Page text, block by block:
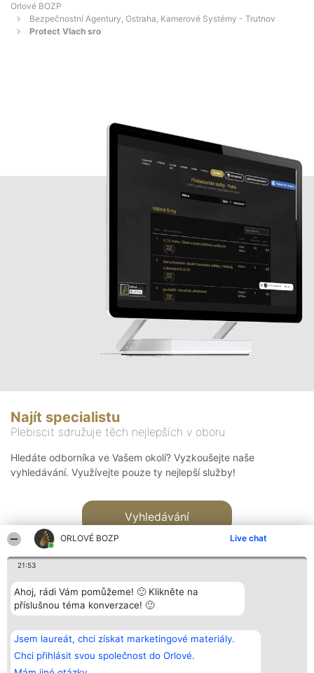
ORLOVÉ BOZP Live chat
21:53
Ahoj, rádi Vám pomůžeme! 🙂 Klikněte na
příslušnou téma konverzace! 🙂
Jsem laureát, chci získat marketingové materiály.
Chci přihlásit svou společnost do Orlové.
Orlové BOZP
Bezpečnostní Agentury, Ostraha, Kamerové Systémy - Trutnov
Protect Vlach sro
Najít specialistu
Plebiscit sdružuje těch nejlepších v oboru
Hledáte odborníka ve Vašem okolí? Vyzkoušejte naše
vyhledávání. Využívejte pouze ty nejlepší služby!
Vyhledávání
Bright Side Solutions sp. z o.
o. sp. k.
ul. Ruska 22
Wrocław 50-079
Vítězové
Seznam všech
laureátů
Zásady
Kontakt